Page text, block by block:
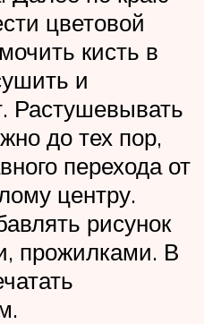
цветовой
кисть в
и
Растушевывать
до тех пор,
перехода от
центру.
рисунок
прожилками. В